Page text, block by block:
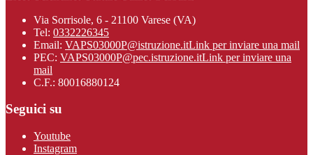
Via Sorrisole, 6 - 21100 Varese (VA)
Tel: 0332226345
Email: VAPS03000P@istruzione.itLink per inviare una mail
PEC: VAPS03000P@pec.istruzione.itLink per inviare una
mail
C.F.: 80016880124
Seguici su
Youtube
Instagram